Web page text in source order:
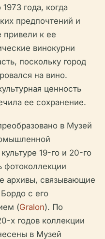
года, когда
предпочтений и
привели к ее
винокурни
поскольку город
на вино.
ценность
ее сохранение.
в Музей
19-го и 20-го
фотоколлекции
архивы, связывающие
с его
(Gralon). По
х годов коллекции
в Музей